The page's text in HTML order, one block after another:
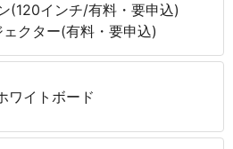
(120インチ/有料・要申込)
クター(有料・要申込)
ワイトボード